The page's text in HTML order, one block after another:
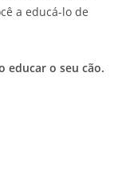
a educá-lo de
educar o seu cão.